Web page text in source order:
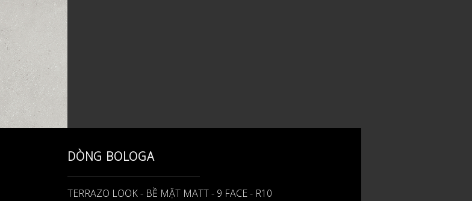
DÒNG BOLOGA
TERRAZO LOOK - BỀ MẶT MATT - 9 FACE - R10